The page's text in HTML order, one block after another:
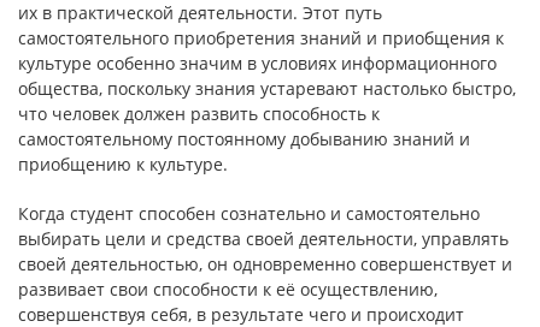
их в практической деятельности. Этот путь
самостоятельного приобретения знаний и приобщения к
культуре особенно значим в условиях информационного
общества, поскольку знания устаревают настолько быстро,
что человек должен развить способность к
самостоятельному постоянному добыванию знаний и
приобщению к культуре.
Когда студент способен сознательно и самостоятельно
выбирать цели и средства своей деятельности, управлять
своей деятельностью, он одновременно совершенствует и
развивает свои способности к её осуществлению,
совершенствуя себя, в результате чего и происходит